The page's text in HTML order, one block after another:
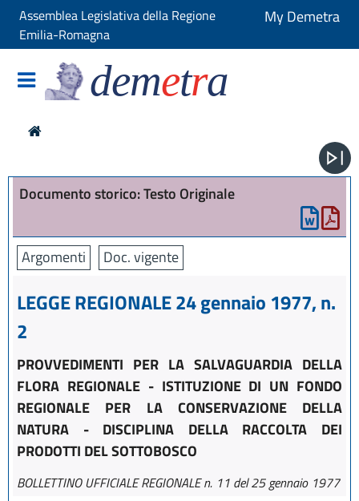
Assemblea Legislativa della Regione
Emilia-Romagna
My Demetra
demetra
Documento storico: Testo Originale
Argomenti Doc. vigente
LEGGE REGIONALE 24 gennaio 1977, n.
2
PROVVEDIMENTI PER LA SALVAGUARDIA DELLA
FLORA REGIONALE - ISTITUZIONE DI UN FONDO
REGIONALE PER LA CONSERVAZIONE DELLA
NATURA - DISCIPLINA DELLA RACCOLTA DEI
PRODOTTI DEL SOTTOBOSCO
BOLLETTINO UFFICIALE REGIONALE n. 11 del 25 gennaio 1977